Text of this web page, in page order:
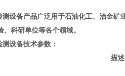
测设备产品广泛用于石油化工、治金矿
科研单位等各个领域。
测设备技术参数：
描述